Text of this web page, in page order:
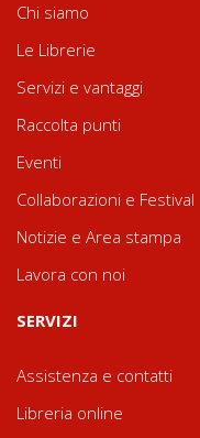
Chi siamo
Le Librerie
Servizi e vantaggi
Raccolta punti
Eventi
Collaborazioni e Festival
Notizie e Area stampa
Lavora con noi
SERVIZI
Assistenza e contatti
Libreria online